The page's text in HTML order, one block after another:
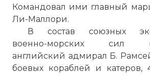
Командовал ими главный
Ли-Маллори.
В состав союзных
военно-морских сил
английский адмирал Б.
боевых кораблей и катеров,